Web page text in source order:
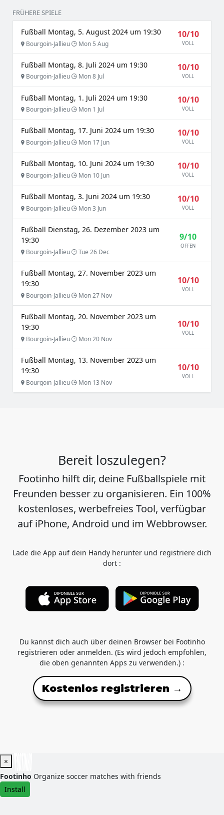
FRÜHERE SPIELE
Fußball Montag, 5. August 2024 um 19:30
Bourgoin-Jallieu Mon 5 Aug
10/10
VOLL
Fußball Montag, 8. Juli 2024 um 19:30
Bourgoin-Jallieu Mon 8 Jul
10/10
VOLL
Fußball Montag, 1. Juli 2024 um 19:30
Bourgoin-Jallieu Mon 1 Jul
10/10
VOLL
Fußball Montag, 17. Juni 2024 um 19:30
Bourgoin-Jallieu Mon 17 Jun
10/10
VOLL
Fußball Montag, 10. Juni 2024 um 19:30
Bourgoin-Jallieu Mon 10 Jun
10/10
VOLL
Fußball Montag, 3. Juni 2024 um 19:30
Bourgoin-Jallieu Mon 3 Jun
10/10
VOLL
Fußball Dienstag, 26. Dezember 2023 um
19:30
Bourgoin-Jallieu Tue 26 Dec
9/10
OFFEN
Fußball Montag, 27. November 2023 um
19:30
Bourgoin-Jallieu Mon 27 Nov
10/10
VOLL
Fußball Montag, 20. November 2023 um
19:30
Bourgoin-Jallieu Mon 20 Nov
10/10
VOLL
Fußball Montag, 13. November 2023 um
19:30
Bourgoin-Jallieu Mon 13 Nov
10/10
VOLL
Bereit loszulegen?
Footinho hilft dir, deine Fußballspiele mit
Freunden besser zu organisieren. Ein 100%
kostenloses, werbefreies Tool, verfügbar
auf iPhone, Android und im Webbrowser.
Lade die App auf dein Handy herunter und registriere dich
dort :
Du kannst dich auch über deinen Browser bei Footinho
registrieren oder anmelden. (Es wird jedoch empfohlen,
die oben genannten Apps zu verwenden.) :
Kostenlos registrieren →
×
Footinho Organize soccer matches with friends
Install